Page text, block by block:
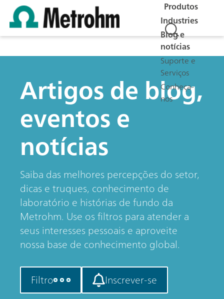
Produtos
Industries
Blog e
notícias
Suporte e
Serviços
Conheça-
nos
Artigos de blog,
eventos e
notícias
Saiba das melhores percepções do setor,
dicas e truques, conhecimento de
laboratório e histórias de fundo da
Metrohm. Use os filtros para atender a
seus interesses pessoais e aproveite
nossa base de conhecimento global.
Filtro Inscrever-se